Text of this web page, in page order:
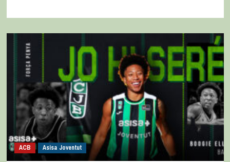
ACB Asisa Joventut